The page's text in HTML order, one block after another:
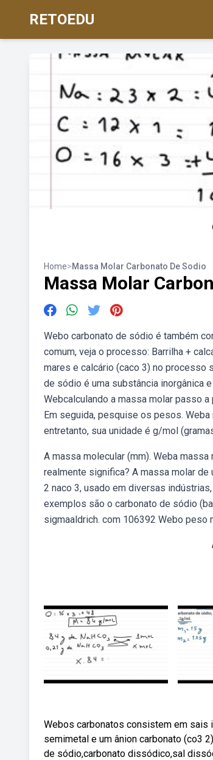
RETOEDU
Home>Massa Molar Carbonato De Sodio
Massa Molar
Webo carbonato de sódio é também
comum, veja o processo: Barrilha +
mares e calcário (caco 3) no processo
de sódio é uma substância inorgânica
Webcalculando a massa molar passo
Em seguida, pesquise os pesos.
entretanto, sua unidade é g/mol
A massa molecular (mm). Weba
realmente significa? A massa molar
2 naco 3, usado em diversas
exemplos são o carbonato de sódio
sigmaaldrich. com 106392 Webo peso
Webos carbonatos consistem em sais
semimetal e um ânion carbonato (co3
de sódio,carbonato dissódico,sal